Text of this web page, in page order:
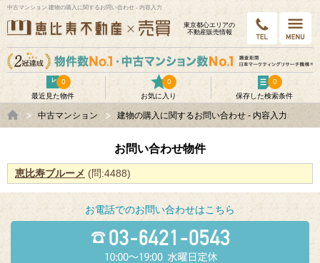
中古マンション 建物の購入に関するお問い合わせ - 内容入力
東京都⼼エリアの
不動産販売情報
最近見た物件
0
お気に入り
0
保存した検索条件
0
中古マンション 建物の購入に関するお問い合わせ - 内容入力
お問い合わせ物件
恵比寿ブルーメ (問:4488)
お電話でのお問い合わせはこちら